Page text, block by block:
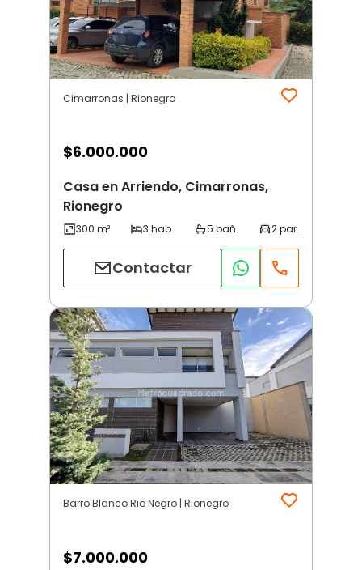
Cimarronas | Rionegro
$6.000.000
Casa en Arriendo, Cimarronas,
Rionegro
Contactar
Barro Blanco Rio Negro | Rionegro
$7.000.000